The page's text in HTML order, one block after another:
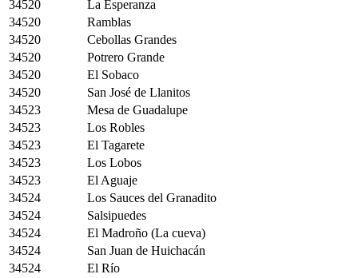
34520
La Esperanza
34520
Ramblas
34520
Cebollas Grandes
34520
Potrero Grande
34520
El Sobaco
34520
San José de Llanitos
34523
Mesa de Guadalupe
34523
Los Robles
34523
El Tagarete
34523
Los Lobos
34523
El Aguaje
34524
Los Sauces del Granadito
34524
Salsipuedes
34524
El Madroño (La cueva)
34524
San Juan de Huichacán
34524
El Río